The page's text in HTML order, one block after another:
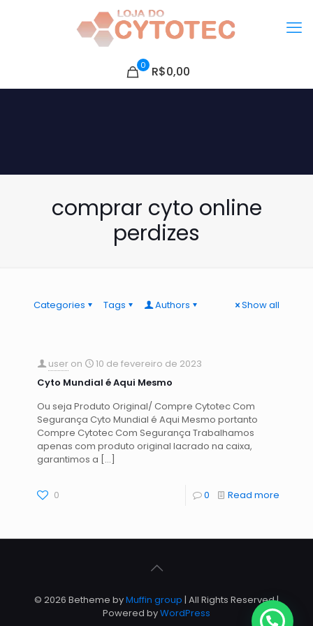
0 R$0,00
comprar cyto online
perdizes
Categories Tags Authors Show all
user on
10 de fevereiro de 2023
Cyto Mundial é Aqui Mesmo
Ou seja Produto Original/ Compre Cytotec Com
Segurança Cyto Mundial é Aqui Mesmo portanto
Compre Cytotec Com Segurança Trabalhamos
apenas com produto original lacrado na caixa,
garantimos a […]
0 0 Read more
© 2026 Betheme byMuffin group | All Rights Reserved |
Powered byWordPress